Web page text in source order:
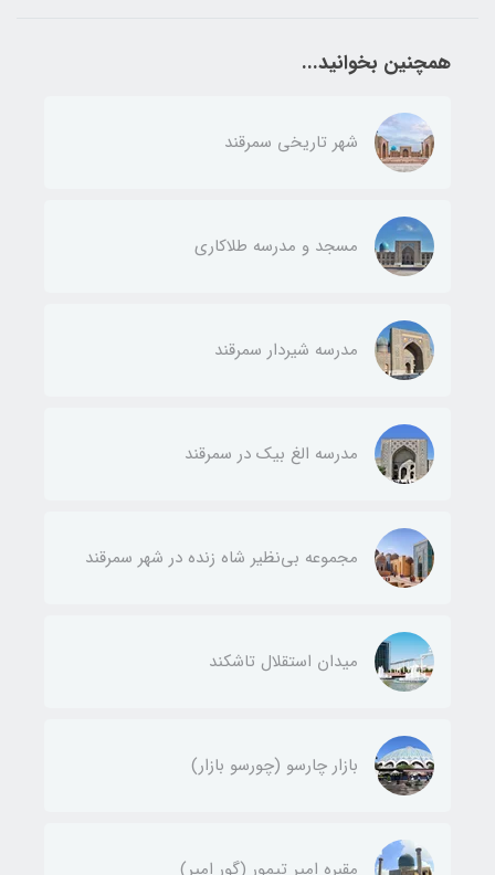
همچنین بخوانید...
شهر تاریخی سمرقند
مسجد و مدرسه طلاکاری
مدرسه شیردار سمرقند
مدرسه الغ بیک در سمرقند
مجموعه بی‌نظیر شاه زنده در شهر سمرقند
میدان استقلال تاشکند
بازار چارسو (چورسو بازار)
مقبره امیر تیمور (گور امیر)